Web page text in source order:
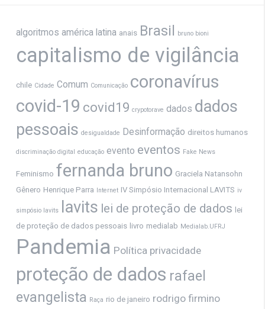
algoritmos américa latina anais Brasil bruno bioni
capitalismo de vigilância
chile Cidade Comum Comunicação coronavírus
covid-19 covid19 crypotorave dados dados
pessoais desigualdade Desinformação direitos humanos
discriminação digital educação evento eventos Fake News
Feminismo fernanda bruno Graciela Natansohn
Gênero Henrique Parra Internet IV Simpósio Internacional LAVITS iv
simpósio lavits lavits lei de proteção de dados lei
de proteção de dados pessoais livro medialab Medialab.UFRJ
Pandemia Política privacidade
proteção de dados rafael
evangelista Raça rio de janeiro rodrigo firmino